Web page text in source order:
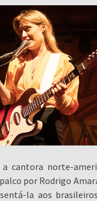
cantora norte-
por Rodrigo
la aos